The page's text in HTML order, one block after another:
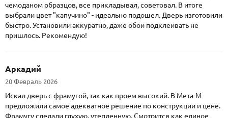
чемоданом образцов, все прикладывал, советовал. В итоге
выбрали цвет "капучино" - идеально подошел. Дверь изготовили
быстро. Установили аккуратно, даже обои подклеивать не
пришлось. Рекомендую!
Аркадий
20 Февраль 2026
Искал дверь с фрамугой, так как проем высокий. В Мета-М
предложили самое адекватное решение по конструкции и цене.
Фрамугу сделали глухую, утепленную. Смотрится как единое